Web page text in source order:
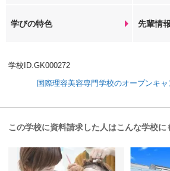
学びの特色 先輩情報
学校ID.GK000272
国際理容美容専門学校のオープンキ
この学校に資料請求した人はこんな学校に